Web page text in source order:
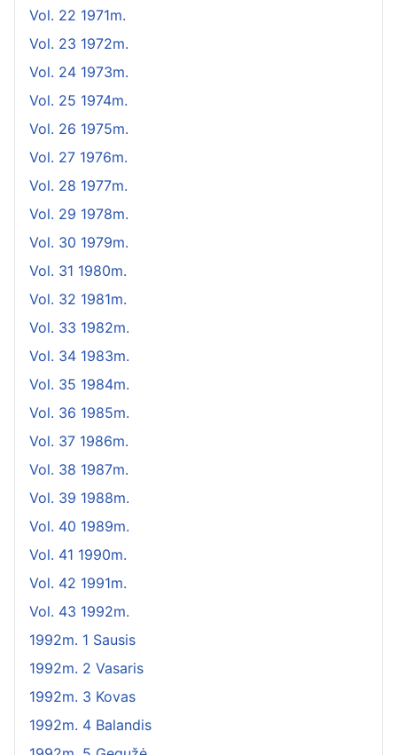
Vol. 22 1971m.
Vol. 23 1972m.
Vol. 24 1973m.
Vol. 25 1974m.
Vol. 26 1975m.
Vol. 27 1976m.
Vol. 28 1977m.
Vol. 29 1978m.
Vol. 30 1979m.
Vol. 31 1980m.
Vol. 32 1981m.
Vol. 33 1982m.
Vol. 34 1983m.
Vol. 35 1984m.
Vol. 36 1985m.
Vol. 37 1986m.
Vol. 38 1987m.
Vol. 39 1988m.
Vol. 40 1989m.
Vol. 41 1990m.
Vol. 42 1991m.
Vol. 43 1992m.
1992m. 1 Sausis
1992m. 2 Vasaris
1992m. 3 Kovas
1992m. 4 Balandis